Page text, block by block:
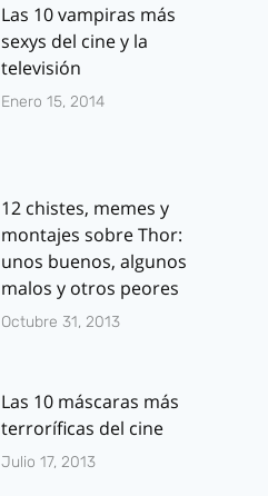
Las 10 vampiras más
sexys del cine y la
televisión
Enero 15, 2014
12 chistes, memes y
montajes sobre Thor:
unos buenos, algunos
malos y otros peores
Octubre 31, 2013
Las 10 máscaras más
terroríficas del cine
Julio 17, 2013